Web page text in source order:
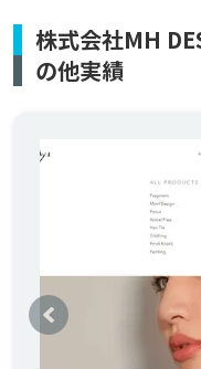
株式会社MH
の他実績